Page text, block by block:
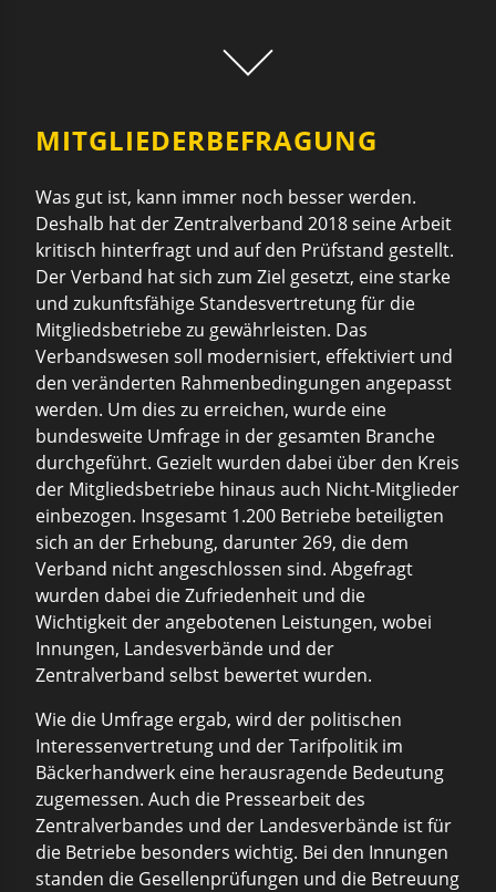
MITGLIEDERBEFRAGUNG
Was gut ist, kann immer noch besser werden.
Deshalb hat der Zentralverband 2018 seine Arbeit
kritisch hinterfragt und auf den Prüfstand gestellt.
Der Verband hat sich zum Ziel gesetzt, eine starke
und zukunftsfähige Standesvertretung für die
Mitgliedsbetriebe zu gewährleisten. Das
Verbandswesen soll modernisiert, effektiviert und
den veränderten Rahmenbedingungen angepasst
werden. Um dies zu erreichen, wurde eine
bundesweite Umfrage in der gesamten Branche
durchgeführt. Gezielt wurden dabei über den Kreis
der Mitgliedsbetriebe hinaus auch Nicht-Mitglieder
einbezogen. Insgesamt 1.200 Betriebe beteiligten
sich an der Erhebung, darunter 269, die dem
Verband nicht angeschlossen sind. Abgefragt
wurden dabei die Zufriedenheit und die
Wichtigkeit der angebotenen Leistungen, wobei
Innungen, Landesverbände und der
Zentralverband selbst bewertet wurden.
Wie die Umfrage ergab, wird der politischen
Interessenvertretung und der Tarifpolitik im
Bäckerhandwerk eine herausragende Bedeutung
zugemessen. Auch die Pressearbeit des
Zentralverbandes und der Landesverbände ist für
die Betriebe besonders wichtig. Bei den Innungen
standen die Gesellenprüfungen und die Betreuung